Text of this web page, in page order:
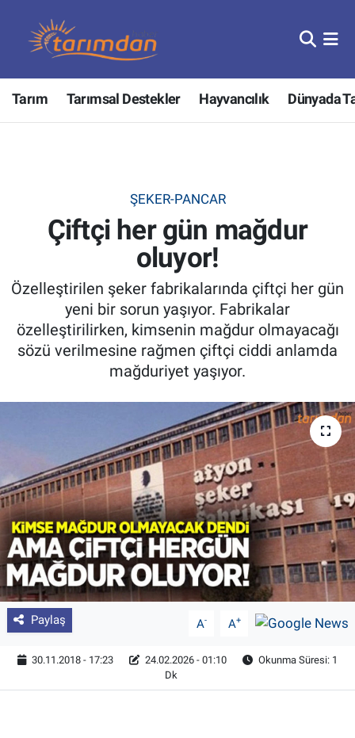
Tarım Tarımsal Destekler Hayvancılık Dünyada
ŞEKER-PANCAR
Çiftçi her gün mağdur
oluyor!
Özelleştirilen şeker fabrikalarında çiftçi her gün
yeni bir sorun yaşıyor. Fabrikalar
özelleştirilirken, kimsenin mağdur olmayacağı
sözü verilmesine rağmen çiftçi ciddi anlamda
mağduriyet yaşıyor.
Paylaş A- A+
30.11.2018 - 17:23 24.02.2026 - 01:10
Okunma Süresi: 1
Dk
Tarım
Hayvancılık
Tarımsal Destekler
Tarım Bakanlığı
TZOB
Tarım Kredi Kooperatifleri
Tarım Bilgisi
Yetiştirici Soruyor
Dünyada Tarım
Üretici Birlikleri
Şeker ve Şekerli Mamüller
Tahıllar ve Baklagiller
Nöbetçi Eczaneler
Hava Durumu
Tüm Manşetler
Son Dakika Haberleri
Haber Arşivi